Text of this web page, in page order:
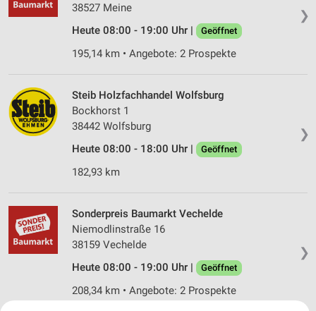
❯
38527 Meine
Heute 08:00 - 19:00 Uhr |
Geöffnet
195,14 km • Angebote: 2 Prospekte
❯
Steib Holzfachhandel Wolfsburg
Bockhorst 1
38442 Wolfsburg
Heute 08:00 - 18:00 Uhr |
Geöffnet
182,93 km
❯
Sonderpreis Baumarkt Vechelde
Niemodlinstraße 16
38159 Vechelde
Heute 08:00 - 19:00 Uhr |
Geöffnet
208,34 km • Angebote: 2 Prospekte